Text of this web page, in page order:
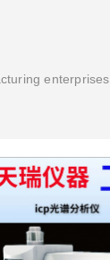
enterprises